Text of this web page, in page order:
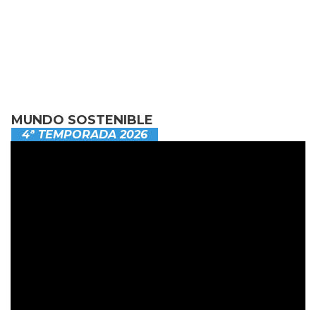
MUNDO SOSTENIBLE
4ª TEMPORADA 2026